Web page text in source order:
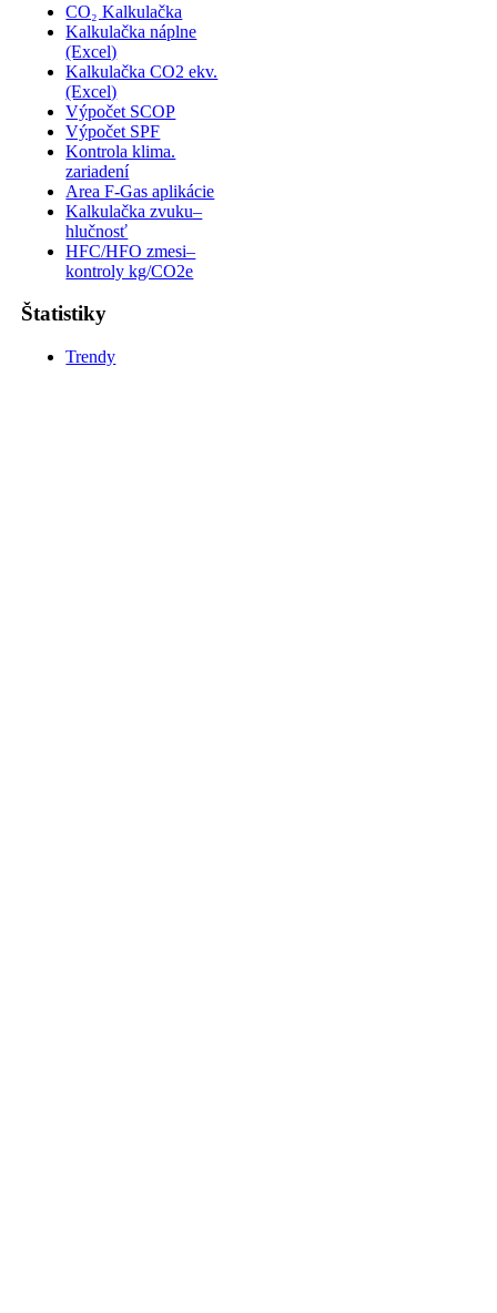
CO₂ Kalkulačka
Kalkulačka náplne
(Excel)
Kalkulačka CO2 ekv.
(Excel)
Výpočet SCOP
Výpočet SPF
Kontrola klima.
zariadení
Area F-Gas aplikácie
Kalkulačka zvuku–
hlučnosť
HFC/HFO zmesi–
kontroly kg/CO2e
Štatistiky
Trendy